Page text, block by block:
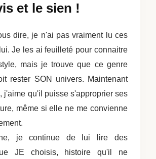
et le sien !
dire, je n'ai pas vraiment lu ces
Je les ai feuilleté pour connaitre
mais je trouve que ce genre
rester SON univers. Maintenant
j'aime qu'il puisse s'approprier ses
même si elle ne me convienne
je continue de lui lire des
JE choisis, histoire qu'il ne